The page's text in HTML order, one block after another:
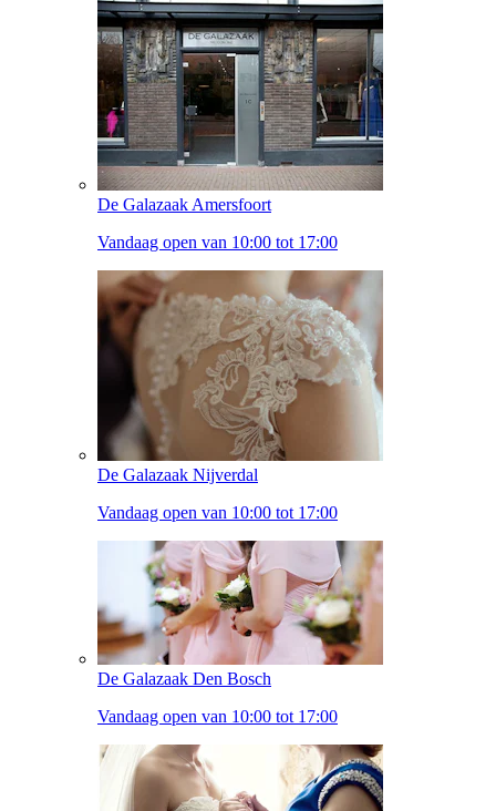
De Galazaak Amersfoort
Vandaag open van 10:00 tot 17:00
De Galazaak Nijverdal
Vandaag open van 10:00 tot 17:00
De Galazaak Den Bosch
Vandaag open van 10:00 tot 17:00